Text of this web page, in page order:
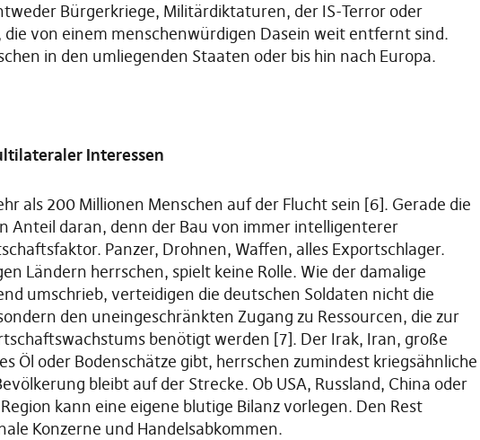
Bürgerkriege, Militärdiktaturen, der IS-Terror oder
von einem menschenwürdigen Dasein weit entfernt sind.
in den umliegenden Staaten oder bis hin nach Europa.
Interessen
als 200 Millionen Menschen auf der Flucht sein [6]. Gerade die
Anteil daran, denn der Bau von immer intelligenterer
Panzer, Drohnen, Waffen, alles Exportschlager.
Ländern herrschen, spielt keine Rolle. Wie der damalige
umschrieb, verteidigen die deutschen Soldaten nicht die
den uneingeschränkten Zugang zu Ressourcen, die zur
benötigt werden [7]. Der Irak, Iran, große
Öl oder Bodenschätze gibt, herrschen zumindest kriegsähnliche
bleibt auf der Strecke. Ob USA, Russland, China oder
kann eine eigene blutige Bilanz vorlegen. Den Rest
Konzerne und Handelsabkommen.